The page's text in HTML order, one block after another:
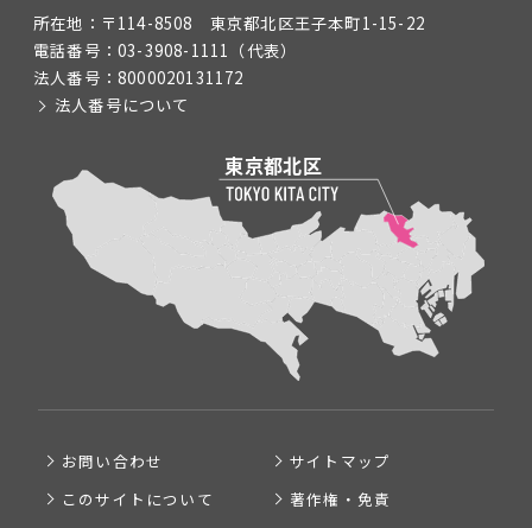
所在地： 〒114-8508 東京都北区王子本町1-15-22
電話番号： 03-3908-1111 （代表）
法人番号： 8000020131172
法人番号について
お問い合わせ
サイトマップ
このサイトについて
著作権・免責